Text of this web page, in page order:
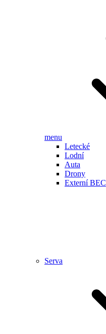
menu
Letecké
Lodní
Auta
Drony
Externí BEC
Serva